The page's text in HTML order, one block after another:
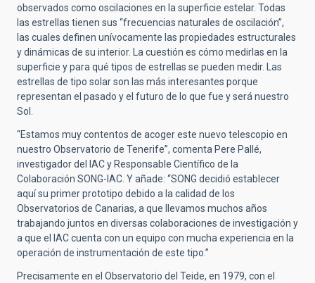
observados como oscilaciones en la superficie estelar. Todas
las estrellas tienen sus “frecuencias naturales de oscilación”,
las cuales definen unívocamente las propiedades estructurales
y dinámicas de su interior. La cuestión es cómo medirlas en la
superficie y para qué tipos de estrellas se pueden medir. Las
estrellas de tipo solar son las más interesantes porque
representan el pasado y el futuro de lo que fue y será nuestro
Sol.
"Estamos muy contentos de acoger este nuevo telescopio en
nuestro Observatorio de Tenerife”, comenta Pere Pallé,
investigador del IAC y Responsable Científico de la
Colaboración SONG-IAC. Y añade: “SONG decidió establecer
aquí su primer prototipo debido a la calidad de los
Observatorios de Canarias, a que llevamos muchos años
trabajando juntos en diversas colaboraciones de investigación y
a que el IAC cuenta con un equipo con mucha experiencia en la
operación de instrumentación de este tipo.”
Precisamente en el Observatorio del Teide, en 1979, con el